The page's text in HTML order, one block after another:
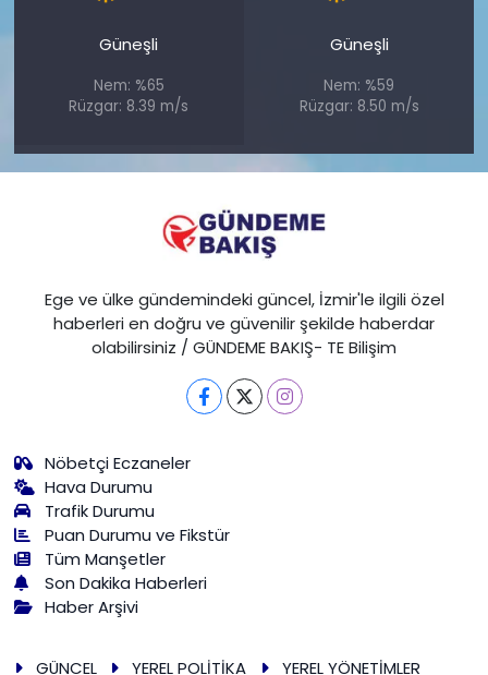
Güneşli
Nem: %65
Rüzgar: 8.39 m/s
Güneşli
Nem: %59
Rüzgar: 8.50 m/s
Ege ve ülke gündemindeki güncel, İzmir'le ilgili özel
haberleri en doğru ve güvenilir şekilde haberdar
olabilirsiniz / GÜNDEME BAKIŞ- TE Bilişim
Nöbetçi Eczaneler
Hava Durumu
Trafik Durumu
Puan Durumu ve Fikstür
Tüm Manşetler
Son Dakika Haberleri
Haber Arşivi
GÜNCEL YEREL POLİTİKA YEREL YÖNETİMLER